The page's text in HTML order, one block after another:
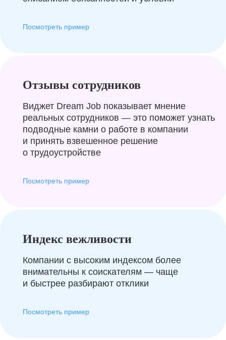
Посмотреть пример
Отзывы сотрудников
Виджет Dream Job показывает мнение
реальных сотрудников — это поможет узнать
подводные камни о работе в компании
и принять взвешенное решение
о трудоустройстве
Посмотреть пример
Индекс вежливости
Компании с высоким индексом более
внимательны к соискателям — чаще
и быстрее разбирают отклики
Посмотреть пример